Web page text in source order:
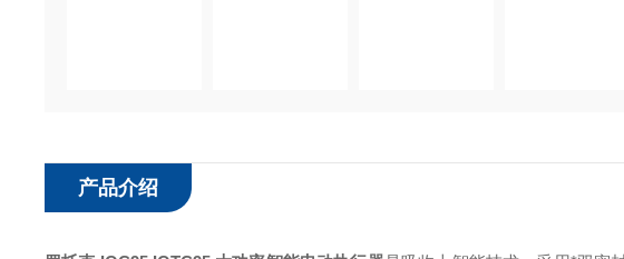
产品介绍